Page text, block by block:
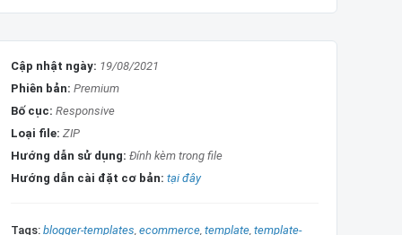
Cập nhật ngày: 19/08/2021
Phiên bản: Premium
Bố cục: Responsive
Loại file: ZIP
Hướng dẫn sử dụng: Đính kèm trong file
Hướng dẫn cài đặt cơ bản: tại đây
Tags: blogger-templates ecommerce template template-